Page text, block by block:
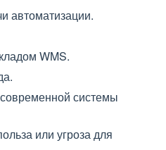
автоматизации.
WMS.
системы
или угроза для